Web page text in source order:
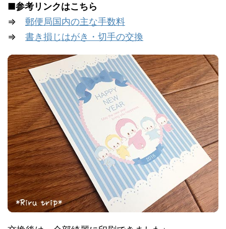
■参考リンクはこちら
⇒ 郵便局国内の主な手数料
⇒ 書き損じはがき・切手の交換